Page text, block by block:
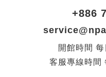
+886
開館時間 每
客服專線時間